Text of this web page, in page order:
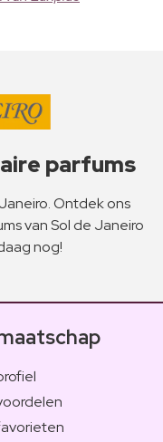
parfums
Ontdek ons
van Sol de Janeiro
nog!